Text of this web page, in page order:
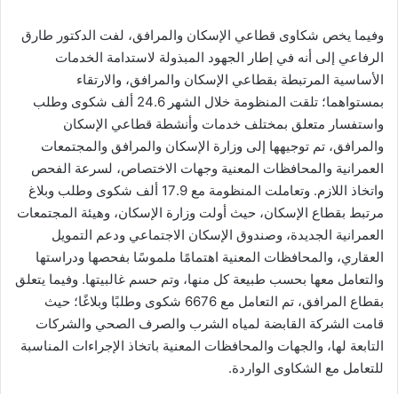
وفيما يخص شكاوى قطاعي الإسكان والمرافق، لفت الدكتور طارق
الرفاعي إلى أنه في إطار الجهود المبذولة لاستدامة الخدمات
الأساسية المرتبطة بقطاعي الإسكان والمرافق، والارتقاء
بمستواهما؛ تلقت المنظومة خلال الشهر 24.6 ألف شكوى وطلب
واستفسار متعلق بمختلف خدمات وأنشطة قطاعي الإسكان
والمرافق، تم توجيهها إلى وزارة الإسكان والمرافق والمجتمعات
العمرانية والمحافظات المعنية وجهات الاختصاص، لسرعة الفحص
واتخاذ اللازم. وتعاملت المنظومة مع 17.9 ألف شكوى وطلب وبلاغ
مرتبط بقطاع الإسكان، حيث أولت وزارة الإسكان، وهيئة المجتمعات
العمرانية الجديدة، وصندوق الإسكان الاجتماعي ودعم التمويل
العقاري، والمحافظات المعنية اهتمامًا ملموسًا بفحصها ودراستها
والتعامل معها بحسب طبيعة كل منها، وتم حسم غالبيتها. وفيما يتعلق
بقطاع المرافق، تم التعامل مع 6676 شكوى وطلبًا وبلاغًا؛ حيث
قامت الشركة القابضة لمياه الشرب والصرف الصحي والشركات
التابعة لها، والجهات والمحافظات المعنية باتخاذ الإجراءات المناسبة
للتعامل مع الشكاوى الواردة.